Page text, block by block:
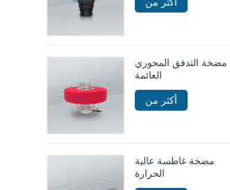
مضخة التدفق المحوري
العائمة
أكثر من
مضخة غاطسة عالية
الحرارة